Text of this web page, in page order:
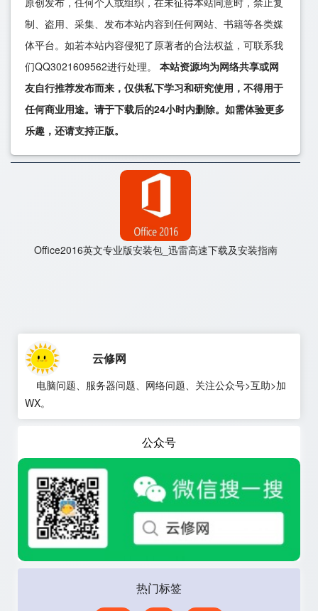
制、盗用、采集、发布本站内容到任何网站、书籍等各类媒
体平台。如若本站内容侵犯了原著者的合法权益，可联系我
们QQ3021609562进行处理。 本站资源均为网络共享或网
友自行推荐发布而来，仅供私下学习和研究使用，不得用于
任何商业用途。请于下载后的24小时内删除。如需体验更多
乐趣，还请支持正版。
Office2016英文专业版安装包_迅雷高速下载及安装指南
云修网
电脑问题、服务器问题、网络问题、关注公众号>互助>加
WX。
公众号
热门标签